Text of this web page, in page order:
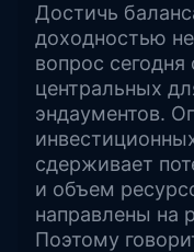
Достичь
доходностью
вопрос
центральных
эндаументов.
сдерживает
и объем
направлены на
Поэтому